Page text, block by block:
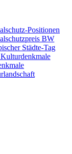
Positionen
BW
Städte-Tag